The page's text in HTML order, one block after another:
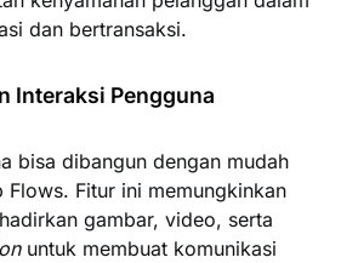
dan bertransaksi.
Interaksi Pengguna
bisa dibangun dengan mudah
Flows. Fitur ini memungkinkan
gambar, video, serta
untuk membuat komunikasi